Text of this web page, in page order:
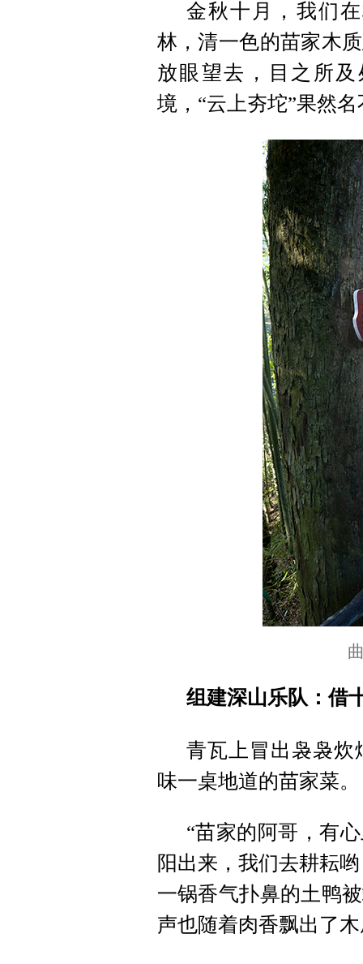
金秋十月，我们
林，清一色的苗家木
放眼望去，目之所
境，“云上夯坨”果然
组建深山乐队：借
青瓦上冒出袅袅炊
味一桌地道的苗家菜。
“苗家的阿哥，有
阳出来，我们去耕耘
一锅香气扑鼻的土鸭
声也随着肉香飘出了